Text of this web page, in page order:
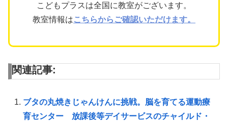
こどもプラスは全国に教室がございます。
教室情報はこちらからご確認いただけます。
関連記事:
ブタの丸焼きじゃんけんに挑戦。脳を育てる運動療
育センター 放課後等デイサービスのチャイルド・